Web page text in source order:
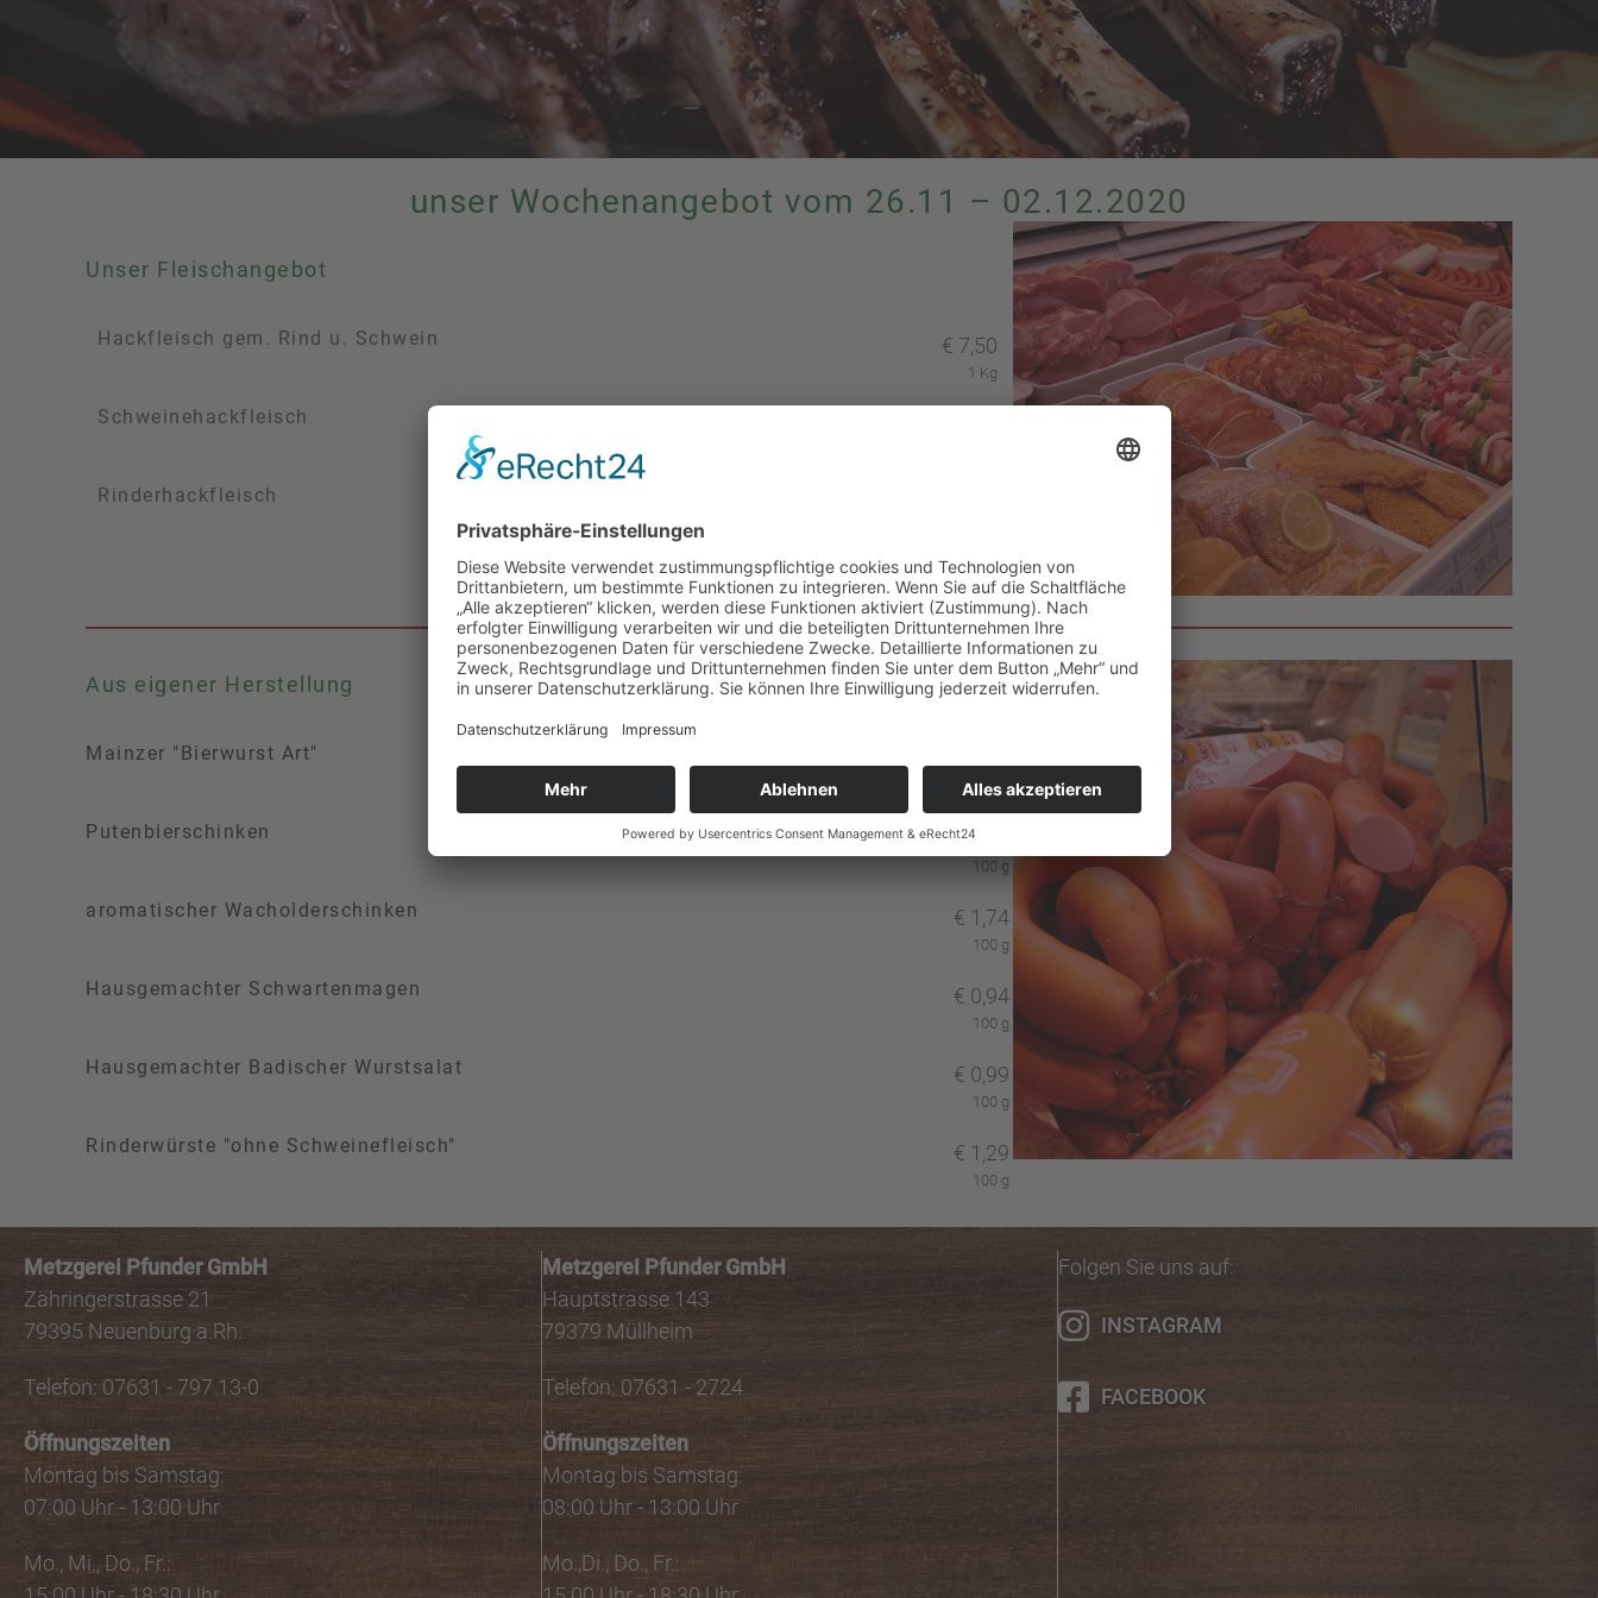
unser Wochenangebot vom 26.11 – 02.12.2020
Unser Fleischangebot
Hackfleisch gem. Rind u. Schwein € 7,50
1 Kg
Schweinehackfleisch
Rinderhackfleisch
Aus eigener Herstellung
Mainzer "Bierwurst Art" €1,24
100 g
Putenbierschinken €1,49
100 g
aromatischer Wacholderschinken € 1,74
100 g
Hausgemachter Schwartenmagen € 0,94
100 g
Hausgemachter Badischer Wurstsalat € 0,99
100 g
Rinderwürste "ohne Schweinefleisch" € 1,29
100 g
Metzgerei Pfunder GmbH
Zähringerstrasse 21
79395 Neuenburg a.Rh.
Telefon: 07631 - 797 13-0
Öffnungszeiten
Montag bis Samstag:
07:00 Uhr - 13:00 Uhr
Mo., Mi., Do., Fr.:
Metzgerei Pfunder GmbH
Hauptstrasse 143
79379 Müllheim
Telefon: 07631 - 2724
Öffnungszeiten
Montag bis Samstag:
08:00 Uhr - 13:00 Uhr
Mo.,Di., Do., Fr.:
Folgen Sie uns auf:
INSTAGRAM
FACEBOOK